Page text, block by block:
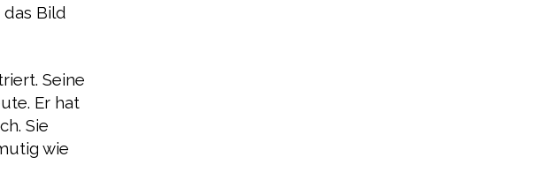
das Bild
Seine
Er hat
Sie
wie